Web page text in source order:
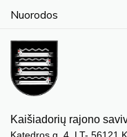
Nuorodos
Kaišiadorių rajono